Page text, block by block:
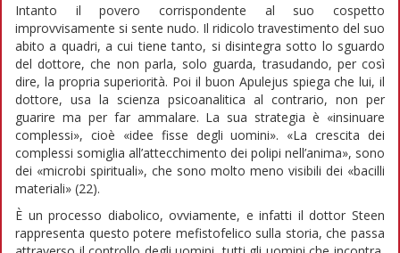
Intanto il povero corrispondente al suo cospetto
improvvisamente si sente nudo. Il ridicolo travestimento del suo
abito a quadri, a cui tiene tanto, si disintegra sotto lo sguardo
del dottore, che non parla, solo guarda, trasudando, per così
dire, la propria superiorità. Poi il buon Apulejus spiega che lui, il
dottore, usa la scienza psicoanalitica al contrario, non per
guarire ma per far ammalare. La sua strategia è «insinuare
complessi», cioè «idee fisse degli uomini». «La crescita dei
complessi somiglia all’attecchimento dei polipi nell’anima», sono
dei «microbi spirituali», che sono molto meno visibili dei «bacilli
materiali» (22).
È un processo diabolico, ovviamente, e infatti il dottor Steen
rappresenta questo potere mefistofelico sulla storia, che passa